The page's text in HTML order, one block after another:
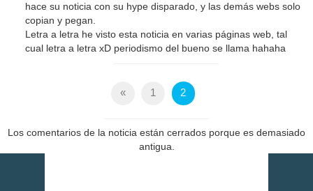
hace su noticia con su hype disparado, y las demás webs solo
copian y pegan.
Letra a letra he visto esta noticia en varias páginas web, tal
cual letra a letra xD periodismo del bueno se llama hahaha
« 1 2
Los comentarios de la noticia están cerrados porque es demasiado
antigua.